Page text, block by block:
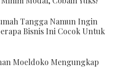
Tangga Namun Ingin
Bisnis Ini Cocok Untuk
Moeldoko Mengungkap